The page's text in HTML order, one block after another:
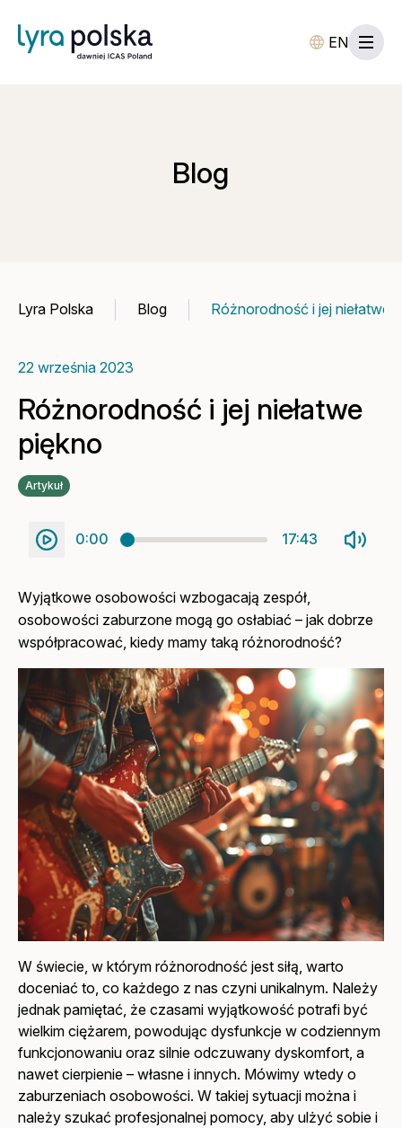
EN
Blog
Lyra Polska Blog Różnorodność i jej niełatwe
22 września 2023
Różnorodność i jej niełatwe
piękno
Artykuł
0:00 17:43
Wyjątkowe osobowości wzbogacają zespół,
osobowości zaburzone mogą go osłabiać – jak dobrze
współpracować, kiedy mamy taką różnorodność?
W świecie, w którym różnorodność jest siłą, warto
doceniać to, co każdego z nas czyni unikalnym. Należy
jednak pamiętać, że czasami wyjątkowość potrafi być
wielkim ciężarem, powodując dysfunkcje w codziennym
funkcjonowaniu oraz silnie odczuwany dyskomfort, a
nawet cierpienie – własne i innych. Mówimy wtedy o
zaburzeniach osobowości. W takiej sytuacji można i
należy szukać profesjonalnej pomocy, aby ulżyć sobie i